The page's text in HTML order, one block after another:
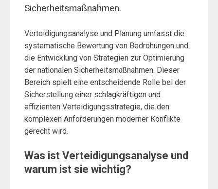
Sicherheitsmaßnahmen.
Verteidigungsanalyse und Planung umfasst die
systematische Bewertung von Bedrohungen und
die Entwicklung von Strategien zur Optimierung
der nationalen Sicherheitsmaßnahmen. Dieser
Bereich spielt eine entscheidende Rolle bei der
Sicherstellung einer schlagkräftigen und
effizienten Verteidigungsstrategie, die den
komplexen Anforderungen moderner Konflikte
gerecht wird.
Was ist Verteidigungsanalyse und
warum ist sie wichtig?